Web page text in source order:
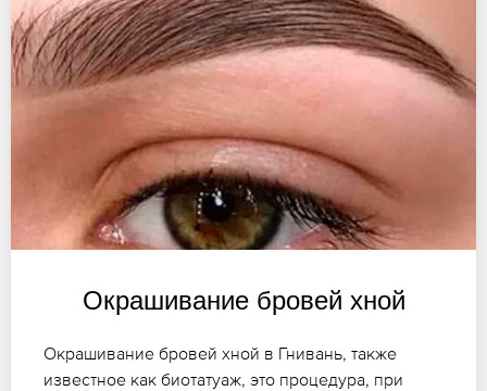
Окрашивание бровей хной
Окрашивание бровей хной в Гнивань, также
известное как биотатуаж, это процедура, при